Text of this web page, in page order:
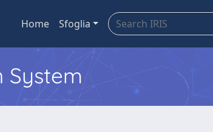
Home Sfoglia
System